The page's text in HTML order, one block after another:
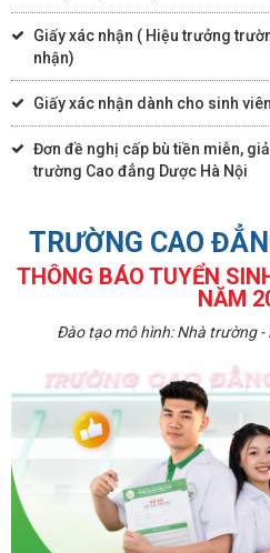
Giấy xác nhận ( Hiệu trưởng
nhận)
Giấy xác nhận dành cho sinh
Đơn đề nghị cấp bù tiền miễn,
trường Cao đẳng Dược Hà Nội
TRƯỜNG CAO
THÔNG BÁO TUYỂN
NĂM
Đào tạo mô hình: Nhà trường -